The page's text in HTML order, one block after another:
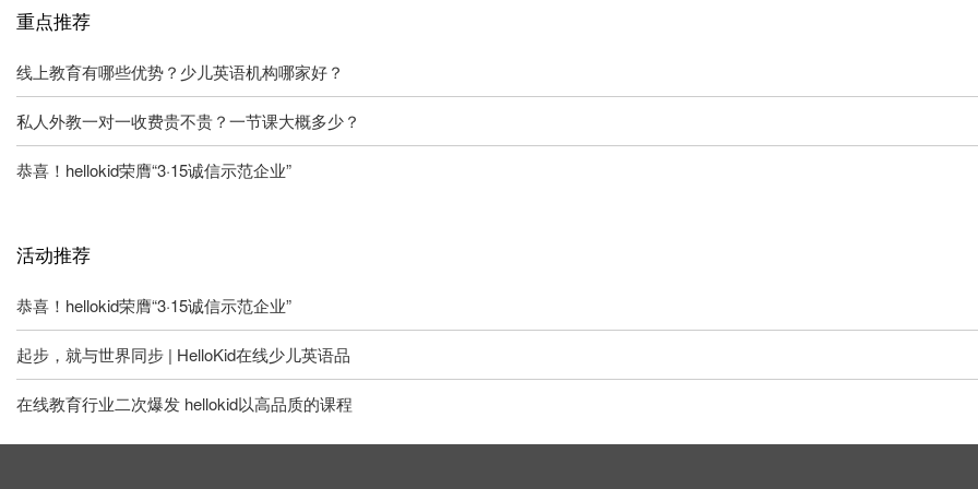
重点推荐
线上教育有哪些优势？少儿英语机构哪家好？
私人外教一对一收费贵不贵？一节课大概多少？
恭喜！hellokid荣膺“3·15诚信示范企业”
活动推荐
恭喜！hellokid荣膺“3·15诚信示范企业”
起步，就与世界同步 | HelloKid在线少儿英语品
在线教育行业二次爆发 hellokid以高品质的课程